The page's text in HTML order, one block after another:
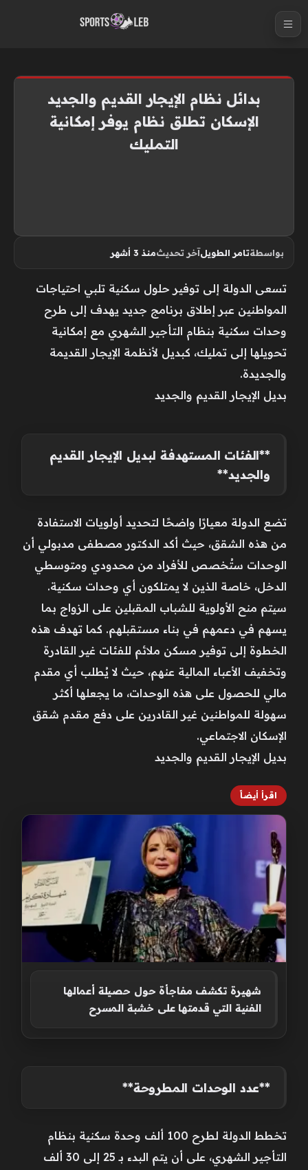
بدائل نظام الإيجار القديم والجديد
الإسكان تطلق نظام يوفر إمكانية
التمليك
بواسطةتامر الطويلآخر تحديثمنذ 3 أشهر
تسعى الدولة إلى توفير حلول سكنية تلبي احتياجات
المواطنين عبر إطلاق برنامج جديد يهدف إلى طرح
وحدات سكنية بنظام التأجير الشهري مع إمكانية
تحويلها إلى تمليك، كبديل لأنظمة الإيجار القديمة
والجديدة.
بديل الإيجار القديم والجديد
**الفئات المستهدفة لبديل الإيجار القديم
والجديد**
تضع الدولة معيارًا واضحًا لتحديد أولويات الاستفادة
من هذه الشقق، حيث أكد الدكتور مصطفى مدبولي أن
الوحدات ستُخصص للأفراد من محدودي ومتوسطي
الدخل، خاصة الذين لا يمتلكون أي وحدات سكنية.
سيتم منح الأولوية للشباب المقبلين على الزواج بما
يسهم في دعمهم في بناء مستقبلهم. كما تهدف هذه
الخطوة إلى توفير مسكن ملائم للفئات غير القادرة
وتخفيف الأعباء المالية عنهم، حيث لا يُطلب أي مقدم
مالي للحصول على هذه الوحدات، ما يجعلها أكثر
سهولة للمواطنين غير القادرين على دفع مقدم شقق
الإسكان الاجتماعي.
بديل الإيجار القديم والجديد
اقرأ أيضاً
شهيرة تكشف مفاجأة حول حصيلة أعمالها
الفنية التي قدمتها على خشبة المسرح
**عدد الوحدات المطروحة**
تخطط الدولة لطرح 100 ألف وحدة سكنية بنظام
التأجير الشهري، على أن يتم البدء بـ 25 إلى 30 ألف